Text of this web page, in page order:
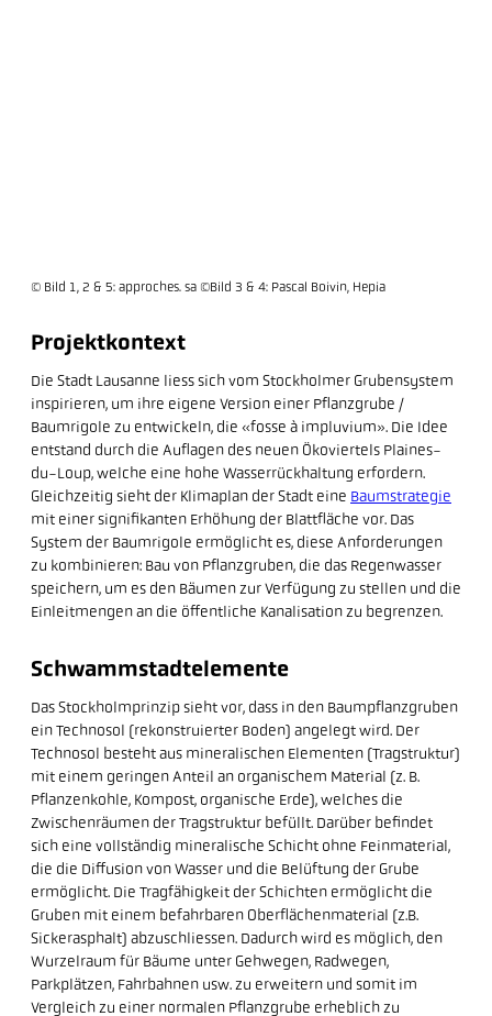
© Bild 1, 2 & 5: approches. sa ©Bild 3 & 4: Pascal Boivin, Hepia
Projektkontext
Die Stadt Lausanne liess sich vom Stockholmer Grubensystem
inspirieren, um ihre eigene Version einer Pflanzgrube /
Baumrigole zu entwickeln, die «fosse à impluvium». Die Idee
entstand durch die Auflagen des neuen Ökoviertels Plaines-
du-Loup, welche eine hohe Wasserrückhaltung erfordern.
Gleichzeitig sieht der Klimaplan der Stadt eine Baumstrategie
mit einer signifikanten Erhöhung der Blattfläche vor. Das
System der Baumrigole ermöglicht es, diese Anforderungen
zu kombinieren: Bau von Pflanzgruben, die das Regenwasser
speichern, um es den Bäumen zur Verfügung zu stellen und die
Einleitmengen an die öffentliche Kanalisation zu begrenzen.
Schwammstadtelemente
Das Stockholmprinzip sieht vor, dass in den Baumpflanzgruben
ein Technosol (rekonstruierter Boden) angelegt wird. Der
Technosol besteht aus mineralischen Elementen (Tragstruktur)
mit einem geringen Anteil an organischem Material (z. B.
Pflanzenkohle, Kompost, organische Erde), welches die
Zwischenräumen der Tragstruktur befüllt. Darüber befindet
sich eine vollständig mineralische Schicht ohne Feinmaterial,
die die Diffusion von Wasser und die Belüftung der Grube
ermöglicht. Die Tragfähigkeit der Schichten ermöglicht die
Gruben mit einem befahrbaren Oberflächenmaterial (z.B.
Sickerasphalt) abzuschliessen. Dadurch wird es möglich, den
Wurzelraum für Bäume unter Gehwegen, Radwegen,
Parkplätzen, Fahrbahnen usw. zu erweitern und somit im
Vergleich zu einer normalen Pflanzgrube erheblich zu